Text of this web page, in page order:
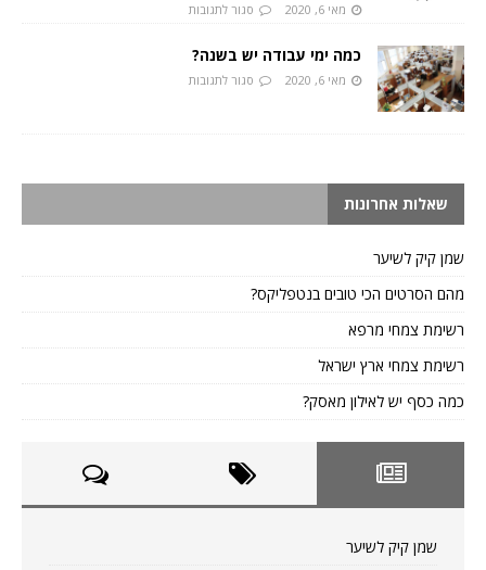
מאי 6, 2020 סגור לתגובות
כמה ימי עבודה יש בשנה?
מאי 6, 2020 סגור לתגובות
שאלות אחרונות
שמן קיק לשיער
מהם הסרטים הכי טובים בנטפליקס?
רשימת צמחי מרפא
רשימת צמחי ארץ ישראל
כמה כסף יש לאילון מאסק?
שמן קיק לשיער